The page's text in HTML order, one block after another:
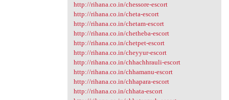
http://rihana.co.in/chessore-escort
http://rihana.co.in/cheta-escort
http://rihana.co.in/chetam-escort
http://rihana.co.in/chetheba-escort
http://rihana.co.in/chetpet-escort
http://rihana.co.in/cheyyur-escort
http://rihana.co.in/chhachhrauli-escort
http://rihana.co.in/chhamanu-escort
http://rihana.co.in/chhapara-escort
http://rihana.co.in/chhata-escort